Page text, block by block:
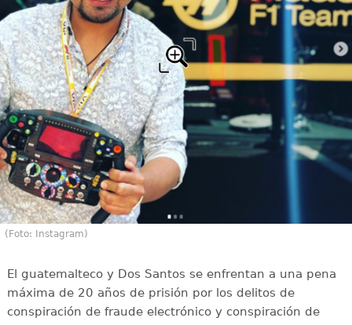
(Foto: Instagram)
El guatemalteco y Dos Santos se enfrentan a una pena
máxima de 20 años de prisión por los delitos de
conspiración de fraude electrónico y conspiración de